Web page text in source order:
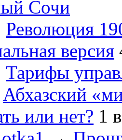
Сочи
Революция
версия
Тарифы
Абхазский
или нет? 1